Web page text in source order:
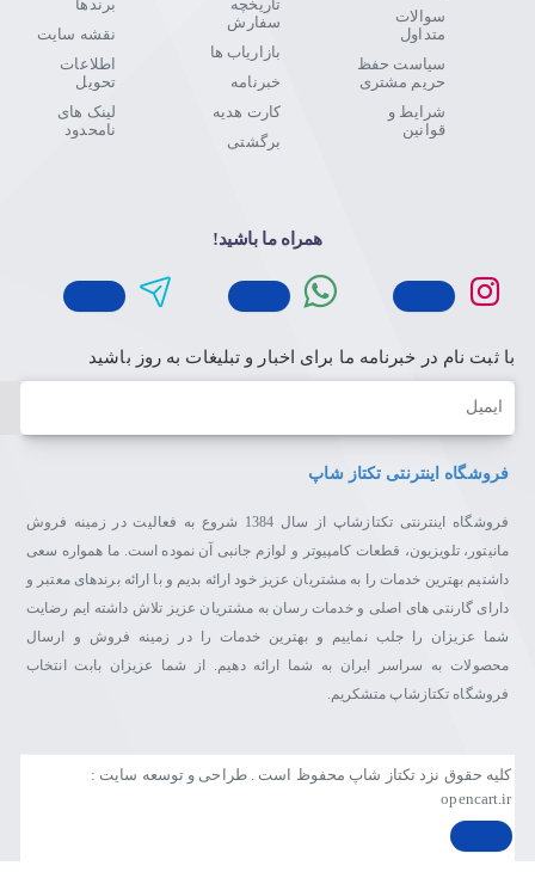
سوالات
متداول
سیاست حفظ
حریم مشتری
شرایط و
قوانین
تاریخچه
سفارش
بازاریاب ها
خبرنامه
کارت هدیه
برگشتی
برندها
نقشه سایت
اطلاعات
تحویل
لینک های
نامحدود
همراه ما باشید!
با ثبت نام در خبرنامه ما برای اخبار و تبلیغات به روز باشید
ایمیل
فروشگاه اینترنتی تکتاز شاپ
فروشگاه اینترنتی تکتازشاپ از سال 1384 شروع به فعالیت در زمینه فروش
مانیتور، تلویزیون، قطعات کامپیوتر و لوازم جانبی آن نموده است. ما همواره سعی
داشتیم بهترین خدمات را به مشتریان عزیز خود ارائه بدیم و با ارائه برندهای معتبر و
دارای گارنتی های اصلی و خدمات رسان به مشتریان عزیز تلاش داشته ایم رضایت
شما عزیزان را جلب نماییم و بهترین خدمات را در زمینه فروش و ارسال
محصولات به سراسر ایران به شما ارائه دهیم. از شما عزیزان بابت انتخاب
فروشگاه تکتازشاپ متشکریم.
کلیه حقوق نزد تکتاز شاپ محفوظ است . طراحی و توسعه سایت :
opencart.ir